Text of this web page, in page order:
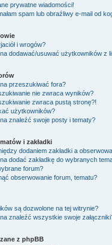
prywatne wiadomości!
spam lub obraźliwy e-mail od
i wrogów?
dodawać/usuwać użytkowników z
przeszukiwać fora?
nie zwraca wyników?
zwraca pustą stronę?!
użytkowników?
znaleźć swoje posty i tematy?
i zakładki
dodaniem zakładki a
dodać zakładkę do wybranych
forum?
obserwowanie forum, tematu?
są dozwolone na tej witrynie?
znaleźć wszystkie swoje
z phpBB